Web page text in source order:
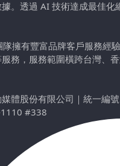
。透過 AI 技術達成最佳
擁有豐富品牌客戶服務經
務，服務範圍橫跨台灣、
體股份有限公司 ｜ 統一編
#338